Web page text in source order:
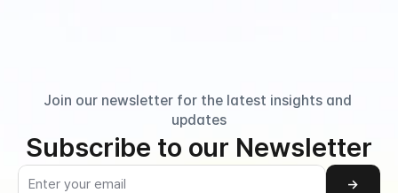
Join our newsletter for the latest insights and
updates
Subscribe to our Newsletter
→